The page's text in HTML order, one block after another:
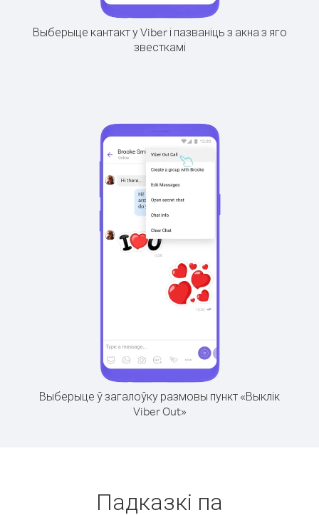
Выберыце кантакт у Viber і пазваніць з акна з яго
звесткамі
Выберыце ў загалоўку размовы пункт «Выклік
Viber Out»
Падказкі па